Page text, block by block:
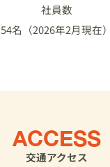
社員数
54名（2026年2月現在）
ACCESS
交通アクセス